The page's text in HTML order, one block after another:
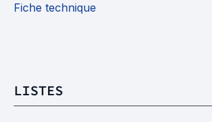
Fiche technique
LISTES